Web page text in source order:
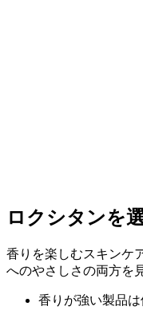
ロクシタンを
香りを楽しむスキンケ
へのやさしさの両方を
香りが強い製品は